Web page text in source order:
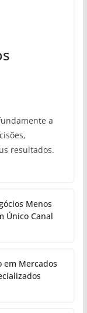
a
resultados.
Menos
Único Canal
em Mercados